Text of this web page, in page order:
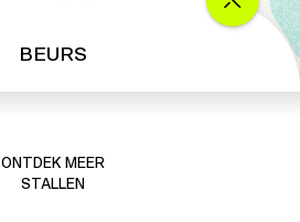
BEURS
ONTDEK MEER
STALLEN